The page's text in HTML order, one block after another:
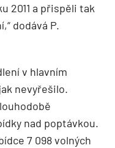
2011 a přispěli tak
dodává P.
v hlavním
nevyřešilo.
nad poptávkou.
7 098 volných